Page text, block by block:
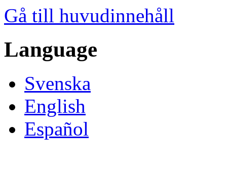
Gå till huvudinnehåll
Language
Svenska
English
Español